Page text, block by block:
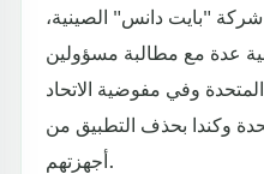
"بايت دانس" الصينية،
عدة مع مطالبة مسؤولين
وفي مفوضية الاتحاد
وكندا بحذف التطبيق من
أجهزتهم.